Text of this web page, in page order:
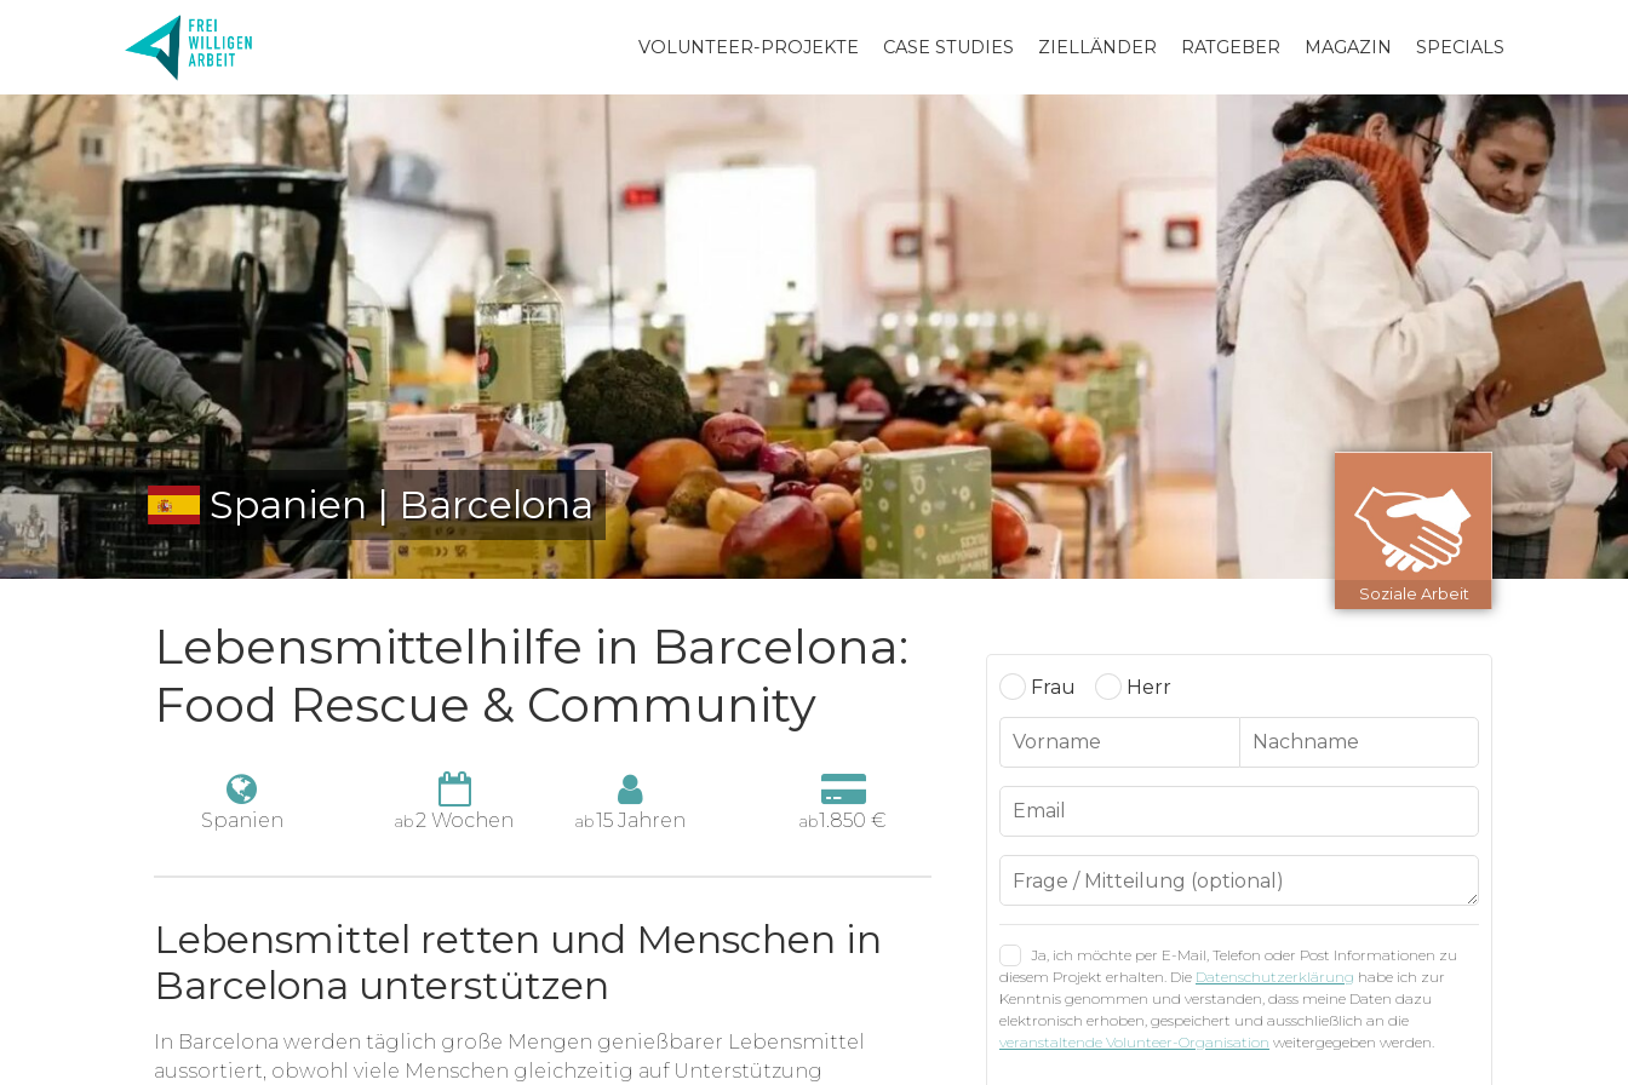
VOLUNTEER-PROJEKTE CASE STUDIES ZIELLÄNDER RATGEBER MAGAZIN SPECIALS
Spanien | Barcelona
Soziale Arbeit
Lebensmittelhilfe in Barcelona:
Food Rescue & Community
Spanien ab2 Wochen ab15 Jahren ab1.850 €
Lebensmittel retten und Menschen in
Barcelona unterstützen
In Barcelona werden täglich große Mengen genießbarer Lebensmittel
aussortiert, obwohl viele Menschen gleichzeitig auf Unterstützung
Frau Herr
Ja, ich möchte per E-Mail, Telefon oder Post Informationen zu
diesem Projekt erhalten. Die Datenschutzerklärung habe ich zur
Kenntnis genommen und verstanden, dass meine Daten dazu
elektronisch erhoben, gespeichert und ausschließlich an die
veranstaltende Volunteer-Organisation weitergegeben werden.